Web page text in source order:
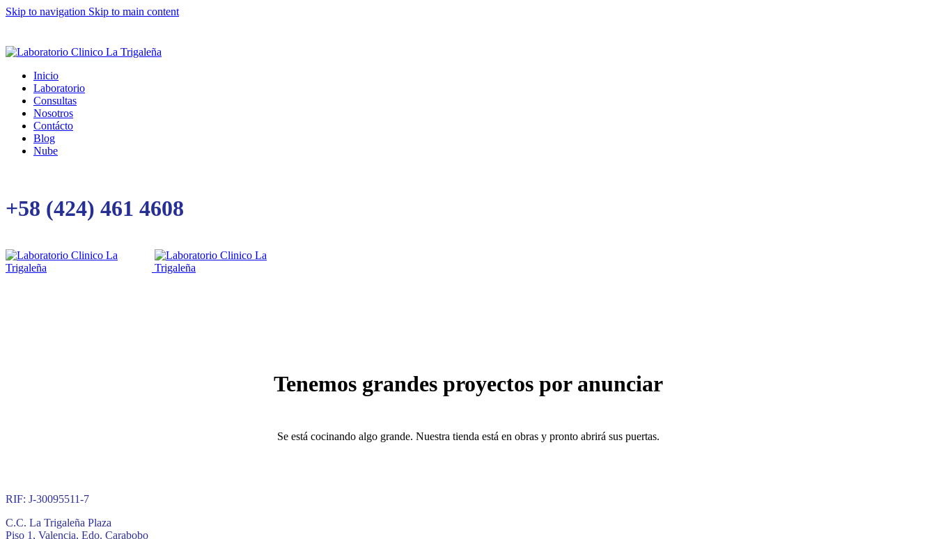
Skip to navigation Skip to main content
Inicio
Laboratorio
Consultas
Nosotros
Contácto
Blog
Nube
+58 (424) 461 4608
Tenemos grandes proyectos por anunciar
Se está cocinando algo grande. Nuestra tienda está en obras y pronto abrirá sus puertas.
RIF: J-30095511-7
C.C. La Trigaleña Plaza
Piso 1, Valencia, Edo. Carabobo